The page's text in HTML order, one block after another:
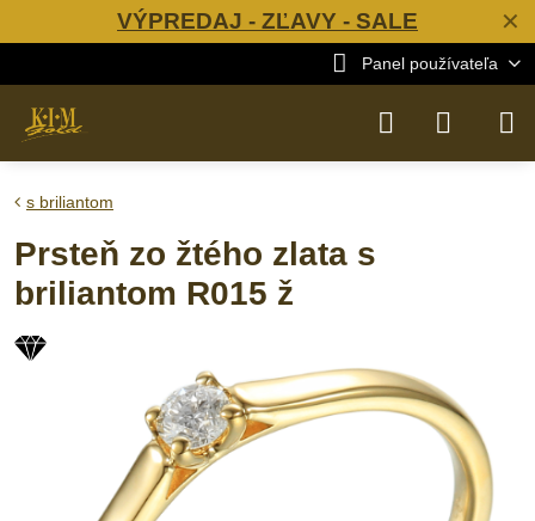
✕
VÝPREDAJ - ZĽAVY - SALE
Panel používateľa
s briliantom
Prsteň zo žtého zlata s
briliantom R015 ž